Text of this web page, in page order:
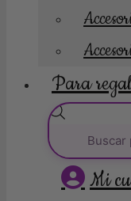
Para
Mi